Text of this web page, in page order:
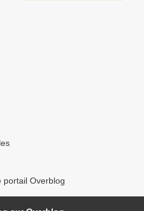
portail Overblog